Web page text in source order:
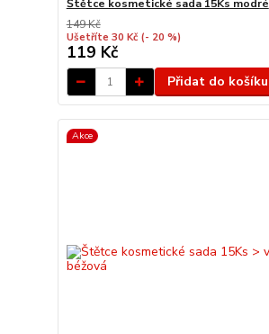
Štětce kosmetické sada 15Ks modré
149 Kč
Ušetříte 30 Kč (- 20 %)
119 Kč
Přidat do košíku
Akce